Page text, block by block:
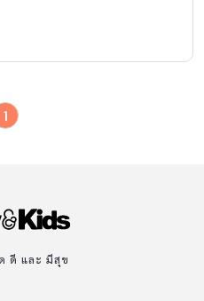
คุณแม่ได้คลายความกังวลใจกัน
1
ดี และ มีสุข